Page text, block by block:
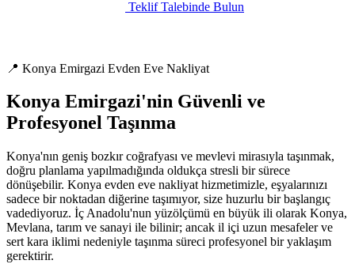
Teklif Talebinde Bulun
📍 Konya Emirgazi Evden Eve Nakliyat
Konya Emirgazi'nin Güvenli ve
Profesyonel Taşınma
Konya'nın geniş bozkır coğrafyası ve mevlevi mirasıyla taşınmak,
doğru planlama yapılmadığında oldukça stresli bir sürece
dönüşebilir. Konya evden eve nakliyat hizmetimizle, eşyalarınızı
sadece bir noktadan diğerine taşımıyor, size huzurlu bir başlangıç
vadediyoruz. İç Anadolu'nun yüzölçümü en büyük ili olarak Konya,
Mevlana, tarım ve sanayi ile bilinir; ancak il içi uzun mesafeler ve
sert kara iklimi nedeniyle taşınma süreci profesyonel bir yaklaşım
gerektirir.